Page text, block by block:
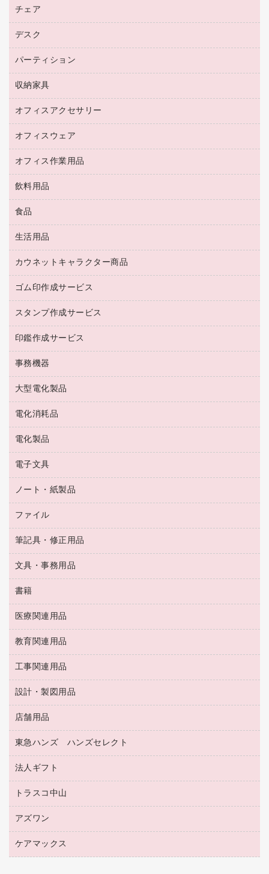
コピートナー
インクカートリッジ
ハガキ用紙
その他コピー用紙・プリンタ用紙
コピー用紙
インクジェットプリンタ用紙
パソコンバッグ／収納用品
ネットワーク／ＬＡＮ機器
ネットワーク／ＬＡＮアクセサリー
セキュリティ用品
スマートフォン／モバイル周辺機器
ＵＳＢハブ／ＵＳＢアクセサリー
ＯＡフィルター
ＯＡクリーナー／エアダスター
ＨＤＤ／ＳＳＤ
ディスプレイモニター
プロジェクタ
ファクシミリ
デジタルカメラ
スキャナー
コピー機
インクジェットプリンタ／複合機
ＣＤ－ＲＷ
ＣＤ－Ｒ
メディア収納用品
プリンタ
チェア
応接イス・ベンチ
オフィスチェア
デスク
ミーティングテーブル
デスク
カウンター
パーティション
ホワイトボード・黒板
収納家具
保管庫・書庫
ロッカー・下駄箱
その他収納
オフィスアクセサリー
オフィスアクセサリー
オフィスウェア
医療・介護・ワーキングウェア
ブラウス・シャツ
アウター
オフィス作業用品
養生用品
防災用備蓄食品・飲料
台車・脚立
倉庫収納用品
作業用雑貨
梱包用品
梱包用テープ
工場用品
園芸用品
ペット用品
飲料用品
緑茶飲料
茶葉・インスタント
紅茶・バラエティ飲料
レギュラーコーヒー
ミルク・シュガー
ソフトドリンク
コーヒーメーカー・備品
インスタントコーヒー
お茶備品
食品
食品
生活用品
浴室用品
台所用洗剤
掃除用品
掃除用洗剤
洗濯用品
消臭・芳香剤
殺虫剤
飲食用消耗品
飲食雑貨用品
ハンドソープ・石鹸
トイレ用品
トイレ用洗剤
ティッシュペーパー
ダストボックス
タオル・アメニティ用品
スリッパ・サンダル・シューズ
スポーツ・レジャー用品
ゴミ袋
キッチン用品
食品添加物製品
カウネットキャラクター商品
カウネットキャラクター商品
ゴム印作成サービス
ゴム印作成サービス
ゴム印（一行印）作成サービス
ゴム印（フリーサイズ印）作成サービス
スタンプ作成サービス
シヤチハタスタンプ作成サービス
カウネットスタンプ作成サービス
印鑑作成サービス
印鑑作成サービス
事務機器
大型シュレッダー（共配）
レーザーポインター
ラミネートフィルム
ラミネータ
タイムレコーダー
シュレッダ
ＯＨＰ用品
大型電化製品
冷蔵庫・キッチン・調理家電
テレビ・ＡＶ機器
電化消耗品
電球・蛍光灯
乾電池・充電池
フィルム・カメラ用品
デスクライト
アルバム
電化製品
掃除機・クリーナー
空調・季節家電
その他電化製品
キッチン・調理家電
ＯＡタップ／延長コード
電子文具
電卓
ラベルテープ
その他電子文具
ノート・紙製品
封筒
伝票
典礼用品
帳簿
額縁
各種用紙
ルーズリーフ
バインダーノート
ファイル
名刺整理用品
板目表紙・綴込表紙
背幅が伸びるファイル
統一伝票用ファイル
収納保存用品
レターファイル
リングファイル
プレゼン用ファイル
フラットファイル
ファイルボックス
パイプ式ファイル
その他ファイル
クリヤーホルダー
クリヤーブック（差替式）
クリヤーブック（固定式）
筆記具・修正用品
万年筆
消しゴム
修正液・修正ペン
修正テープ
鉛筆
マーキングペン（油性）
マーキングペン（水性）
ホワイトボード用マーカー
ボールペン（油性）
ボールペン（ゲルインク）
シャープペンシル用替芯
文具・事務用品
輪ゴム
両面テープ
名札
保管・整理用品
壁面／足元収納
備品／小物ケース
透明テープ 事務用
電話台
接着用品
針なしステープラー
紙めくり
裁断機
書籍
パソコンソフト
医療関連用品
保健用品
使い捨て手袋
感染症対策用品
介護用品
医療関連用品
教育関連用品
教育関連用品
工事関連用品
工事関連用品
設計・製図用品
設計・製図用品
店舗用品
店舗運営用品
陳列什器
紙手提げ袋
レジ・ポリ袋
ディスプレイ用品
カウンター／お会計用品
東急ハンズ ハンズセレクト
東急ハンズ
法人ギフト
高島屋
高島屋（食品・飲料）
カウネットギフト（食品・飲料）
トラスコ中山
建築・作業用品
アズワン
医療・介護用品（食品・飲料・食添製品）
ケアマックス